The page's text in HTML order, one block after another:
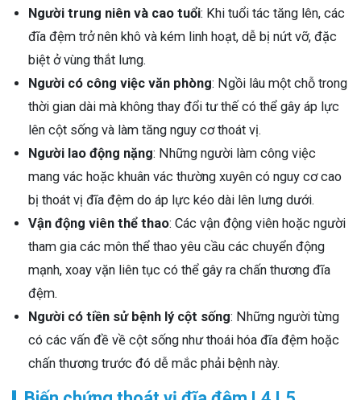
Người trung niên và cao tuổi: Khi tuổi tác tăng lên, các
đĩa đệm trở nên khô và kém linh hoạt, dễ bị nứt vỡ, đặc
biệt ở vùng thắt lưng.
Người có công việc văn phòng: Ngồi lâu một chỗ trong
thời gian dài mà không thay đổi tư thế có thể gây áp lực
lên cột sống và làm tăng nguy cơ thoát vị.
Người lao động nặng: Những người làm công việc
mang vác hoặc khuân vác thường xuyên có nguy cơ cao
bị thoát vị đĩa đệm do áp lực kéo dài lên lưng dưới.
Vận động viên thể thao: Các vận động viên hoặc người
tham gia các môn thể thao yêu cầu các chuyển động
mạnh, xoay vặn liên tục có thể gây ra chấn thương đĩa
đệm.
Người có tiền sử bệnh lý cột sống: Những người từng
có các vấn đề về cột sống như thoái hóa đĩa đệm hoặc
chấn thương trước đó dễ mắc phải bệnh này.